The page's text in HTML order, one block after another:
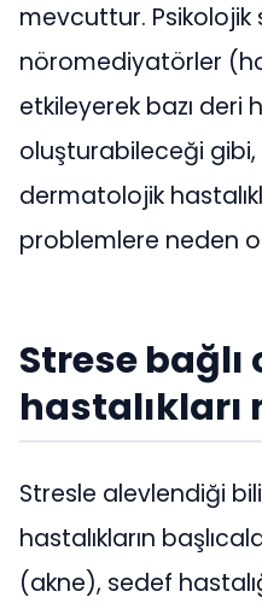
mevcuttur. Psikolojik
nöromediyatörler
etkileyerek bazı deri
oluşturabileceği
dermatolojik
problemlere neden
Strese bağlı
hastalıkları
Stresle alevlendiği
hastalıkların
(akne), sedef